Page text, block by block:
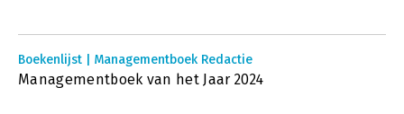
Boekenlijst | Managementboek Redactie
Managementboek van het Jaar 2024